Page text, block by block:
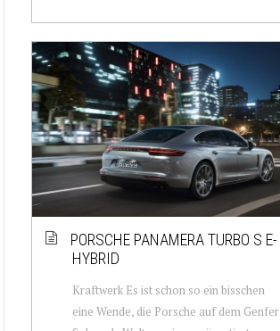
PORSCHE PANAMERA TURBO S E-
HYBRID
Kraftwerk Es ist schon so ein bisschen
eine Wende, die Porsche auf dem Genfer